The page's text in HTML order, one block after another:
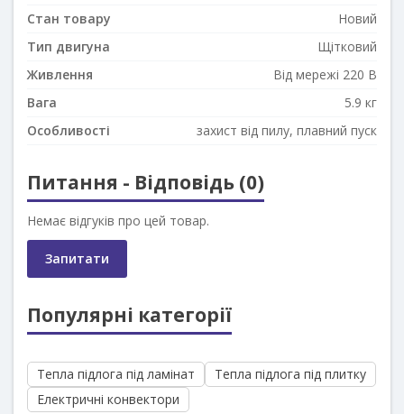
Стан товару
Новий
Тип двигуна
Щітковий
Живлення
Від мережі 220 В
Вага
5.9 кг
Особливості
захист від пилу, плавний пуск
Питання - Відповідь (0)
Немає відгуків про цей товар.
Запитати
Популярні категорії
Тепла підлога під ламінат
Тепла підлога під плитку
Електричні конвектори